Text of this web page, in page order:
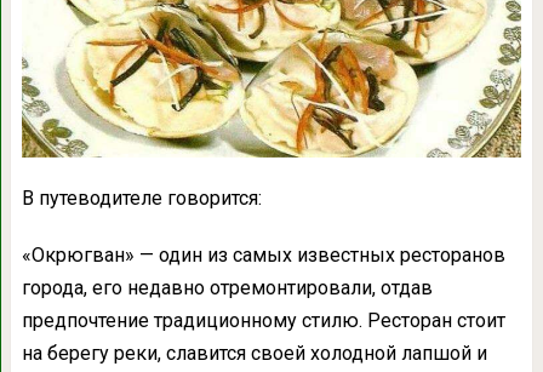
В путеводителе говорится:
«Oкрюгван» — один из самых известных ресторанов
города, его недавно отремонтировали, отдав
предпочтение традиционному стилю. Ресторан стоит
на берегу реки, славится своей холодной лапшой и